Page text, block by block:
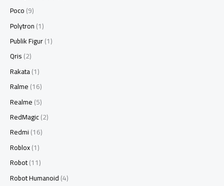
Poco(9)
Polytron(1)
Publik Figur(1)
Qris(2)
Rakata(1)
Ralme(16)
Realme(5)
RedMagic(2)
Redmi(16)
Roblox(1)
Robot(11)
Robot Humanoid(4)